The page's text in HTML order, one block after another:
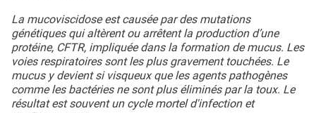
La mucoviscidose est causée par des mutations
génétiques qui altèrent ou arrêtent la production d’une
protéine, CFTR, impliquée dans la formation de mucus. Les
voies respiratoires sont les plus gravement touchées. Le
mucus y devient si visqueux que les agents pathogènes
comme les bactéries ne sont plus éliminés par la toux. Le
résultat est souvent un cycle mortel d'infection et